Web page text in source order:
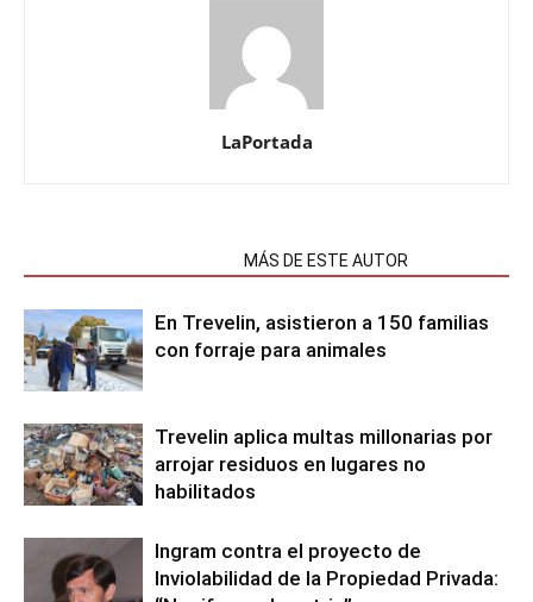
LaPortada
MÁS DE ESTE AUTOR
En Trevelin, asistieron a 150 familias
con forraje para animales
Trevelin aplica multas millonarias por
arrojar residuos en lugares no
habilitados
Ingram contra el proyecto de
Inviolabilidad de la Propiedad Privada: